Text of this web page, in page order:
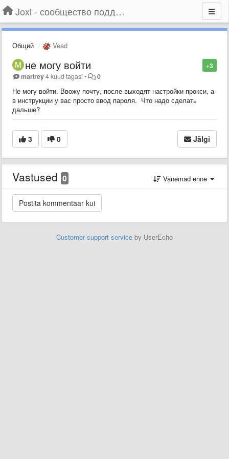
Joxi - сообщество поддержки
Общий Vead
+3
не могу войти
marirey4 kuud tagasi • 0
Не могу войти. Ввожу почту, после выходят настройки прокси, а
в инструкции у вас просто ввод пароля. Что надо сделать
дальше?
3 0 Jälgi
Vastused 0 Vanemad enne
Customer support service by UserEcho